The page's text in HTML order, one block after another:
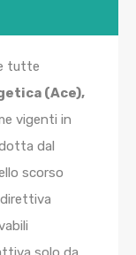
tutte
(Ace),
vigenti in
dal
scorso